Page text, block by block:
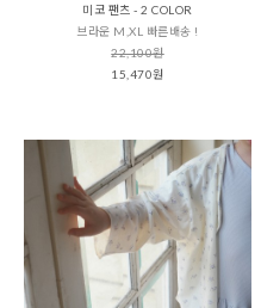
미코 팬츠 - 2 COLOR
브라운 M,XL 빠른배송 !
22,100원
15,470원